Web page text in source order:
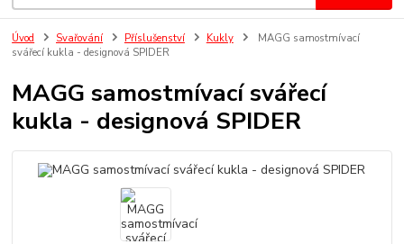
Úvod Svařování Příslušenství Kukly
MAGG samostmívací
svářecí kukla - designová SPIDER
MAGG samostmívací svářecí
kukla - designová SPIDER